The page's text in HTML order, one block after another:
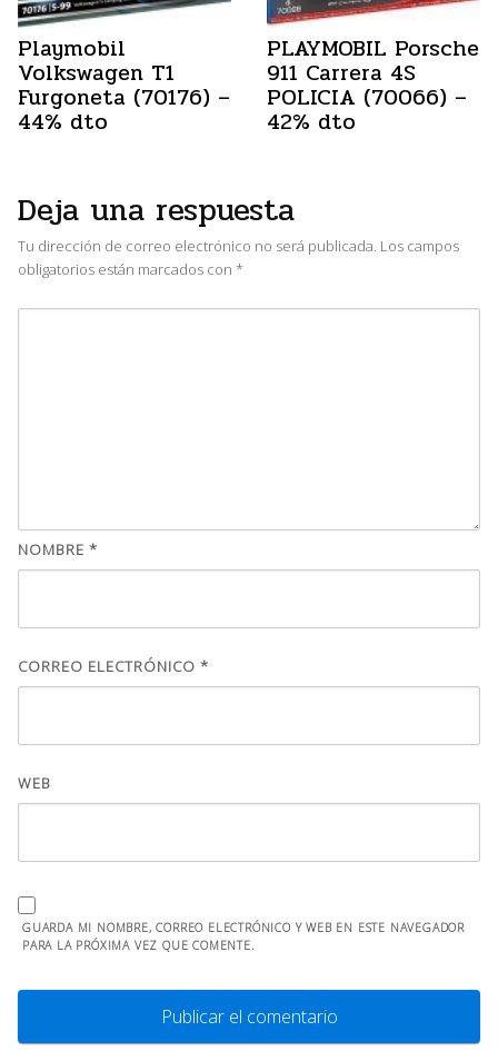
Playmobil
Volkswagen T1
Furgoneta (70176) –
44% dto
PLAYMOBIL Porsche
911 Carrera 4S
POLICIA (70066) –
42% dto
Deja una respuesta
Tu dirección de correo electrónico no será publicada. Los campos
obligatorios están marcados con *
NOMBRE *
CORREO ELECTRÓNICO *
WEB
GUARDA MI NOMBRE, CORREO ELECTRÓNICO Y WEB EN ESTE NAVEGADOR
PARA LA PRÓXIMA VEZ QUE COMENTE.